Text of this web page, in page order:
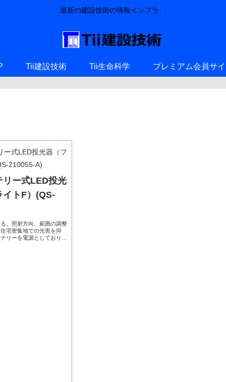
最新の建設技術の情報インフラ。
Tii建設技術 Tii生命科学 プレミアム会員サ
ー式LED投光
イトF）(QS-
。照射方向、範囲の調整
宅密集地での光害を抑
リーを電源としており、